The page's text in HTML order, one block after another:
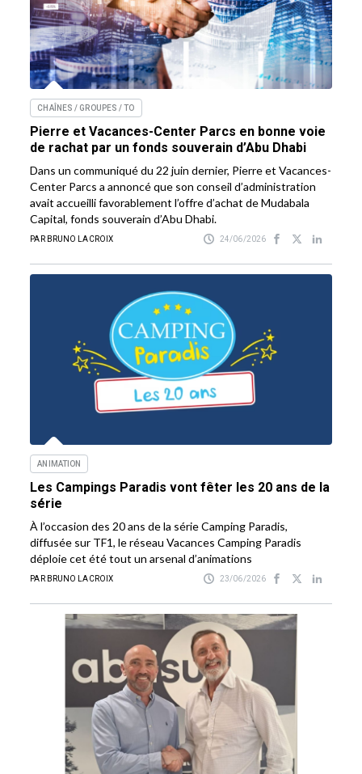
CHAÎNES / GROUPES / TO
Pierre et Vacances-Center Parcs en bonne voie
de rachat par un fonds souverain d’Abu Dhabi
Dans un communiqué du 22 juin dernier, Pierre et Vacances-
Center Parcs a annoncé que son conseil d’administration
avait accueilli favorablement l’offre d’achat de Mudabala
Capital, fonds souverain d’Abu Dhabi.
PAR BRUNO LACROIX 24/06/2026
ANIMATION
Les Campings Paradis vont fêter les 20 ans de la
série
À l’occasion des 20 ans de la série Camping Paradis,
diffusée sur TF1, le réseau Vacances Camping Paradis
déploie cet été tout un arsenal d’animations
PAR BRUNO LACROIX 23/06/2026